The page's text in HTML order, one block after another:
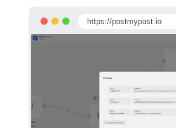
https://postmypost.io